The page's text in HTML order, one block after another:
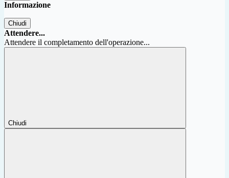
Informazione
Chiudi
Attendere...
Attendere il completamento dell'operazione...
Chiudi